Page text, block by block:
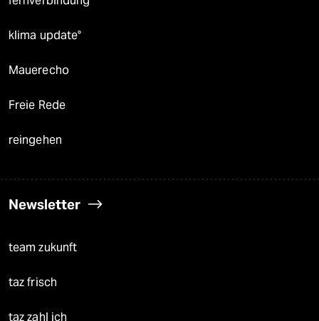
klima update°
Mauerecho
Freie Rede
reingehen
Newsletter
team zukunft
taz frisch
taz zahl ich